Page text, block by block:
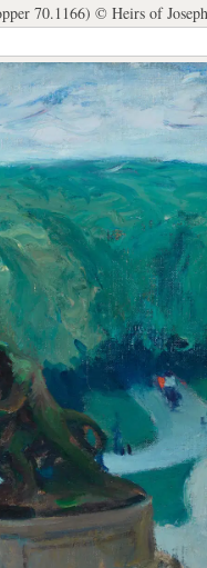
70.1166) © Heirs of